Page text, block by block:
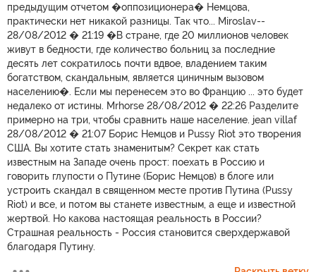
предыдущим отчетом �оппозиционера� Немцова,
практически нет никакой разницы. Так что... Miroslav--
28/08/2012 � 21:19 �В стране, где 20 миллионов человек
живут в бедности, где количество больниц за последние
десять лет сократилось почти вдвое, владением таким
богатством, скандальным, является циничным вызовом
населению�. Если мы перенесем это во Францию ... это будет
недалеко от истины. Mrhorse 28/08/2012 � 22:26 Разделите
примерно на три, чтобы сравнить наше население. jean villaf
28/08/2012 � 21:07 Борис Немцов и Pussy Riot это творения
США. Вы хотите стать знаменитым? Секрет как стать
известным на Западе очень прост: поехать в Россию и
говорить глупости о Путине (Борис Немцов) в блоге или
устроить скандал в священном месте против Путина (Pussy
Riot) и все, и потом вы станете известным, а еще и известной
жертвой. Но какова настоящая реальность в России?
Страшная реальность - Россия становится сверхдержавой
благодаря Путину.